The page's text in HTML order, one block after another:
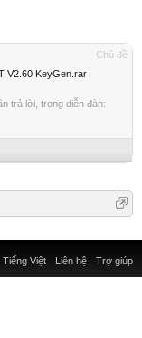
Chủ đề
V2.60 KeyGen.rar
trả lời, trong diễn đàn:
Liên hệ Trợ giúp
Tiếng Việt